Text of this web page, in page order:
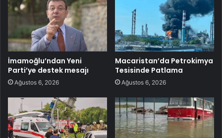
İmamoğlu’ndan Yeni
Parti’ye destek mesajı
Ağustos 6, 2026
Macaristan’da Petrokimya
Tesisinde Patlama
Ağustos 6, 2026